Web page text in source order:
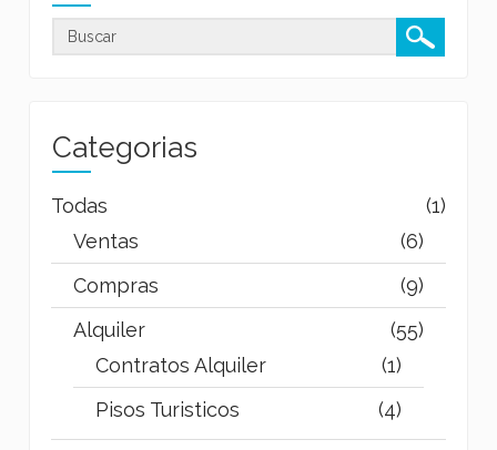
Categorias
Todas
(1)
Ventas
(6)
Compras
(9)
Alquiler
(55)
Contratos Alquiler
(1)
Pisos Turisticos
(4)